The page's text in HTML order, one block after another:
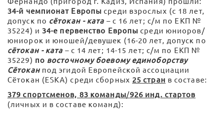
34-й чемпионат Европысреди взрослых (с 18 лет,
допуск по сётокан - ката – с 16 лет; с/м по ЕКП №
35224) и 34-е первенство Европысреди юниоров/
юниорок и юношей/девушек (16-20 лет, допуск по
сётокан - ката – с 14 лет; 14-15 лет; с/м по ЕКП №
35229) по восточному боевому единоборству
Сётокан под эгидой Европейской ассоциации
Сётокан (ESKA) среди сборных 25 стран в составе:
379 спортсменов, 83 команды/926 инд. стартов
(личных и в составе команд):